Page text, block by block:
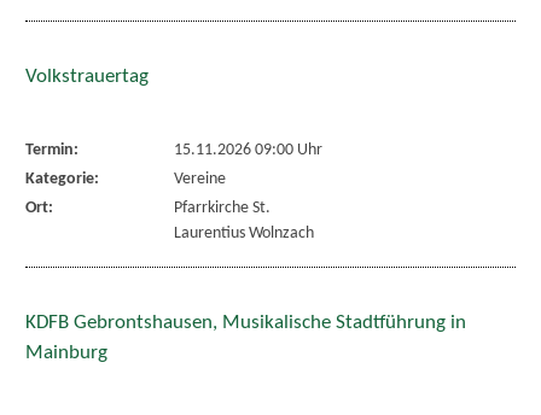
Volkstrauertag
Termin:
15.11.2026 09:00 Uhr
Kategorie:
Vereine
Ort:
Pfarrkirche St.
Laurentius Wolnzach
KDFB Gebrontshausen, Musikalische Stadtführung in
Mainburg